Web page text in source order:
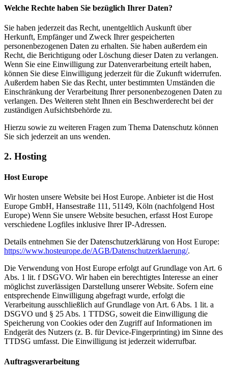
Welche Rechte haben Sie bezüglich Ihrer Daten?
Sie haben jederzeit das Recht, unentgeltlich Auskunft über
Herkunft, Empfänger und Zweck Ihrer gespeicherten
personenbezogenen Daten zu erhalten. Sie haben außerdem ein
Recht, die Berichtigung oder Löschung dieser Daten zu verlangen.
Wenn Sie eine Einwilligung zur Datenverarbeitung erteilt haben,
können Sie diese Einwilligung jederzeit für die Zukunft widerrufen.
Außerdem haben Sie das Recht, unter bestimmten Umständen die
Einschränkung der Verarbeitung Ihrer personenbezogenen Daten zu
verlangen. Des Weiteren steht Ihnen ein Beschwerderecht bei der
zuständigen Aufsichtsbehörde zu.
Hierzu sowie zu weiteren Fragen zum Thema Datenschutz können
Sie sich jederzeit an uns wenden.
2. Hosting
Host Europe
Wir hosten unsere Website bei Host Europe. Anbieter ist die Host
Europe GmbH, Hansestraße 111, 51149, Köln (nachfolgend Host
Europe) Wenn Sie unsere Website besuchen, erfasst Host Europe
verschiedene Logfiles inklusive Ihrer IP-Adressen.
Details entnehmen Sie der Datenschutzerklärung von Host Europe:
https://www.hosteurope.de/AGB/Datenschutzerklaerung/.
Die Verwendung von Host Europe erfolgt auf Grundlage von Art. 6
Abs. 1 lit. f DSGVO. Wir haben ein berechtigtes Interesse an einer
möglichst zuverlässigen Darstellung unserer Website. Sofern eine
entsprechende Einwilligung abgefragt wurde, erfolgt die
Verarbeitung ausschließlich auf Grundlage von Art. 6 Abs. 1 lit. a
DSGVO und § 25 Abs. 1 TTDSG, soweit die Einwilligung die
Speicherung von Cookies oder den Zugriff auf Informationen im
Endgerät des Nutzers (z. B. für Device-Fingerprinting) im Sinne des
TTDSG umfasst. Die Einwilligung ist jederzeit widerrufbar.
Auftragsverarbeitung